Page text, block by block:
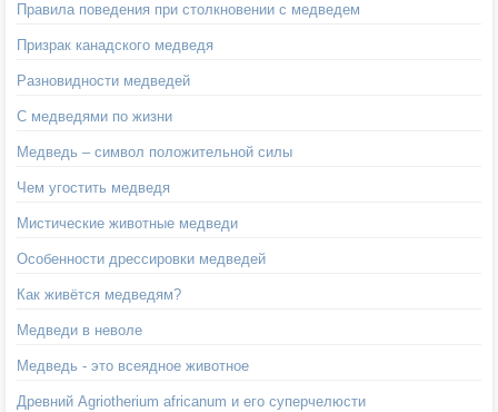
Правила поведения при столкновении с медведем
Призрак канадского медведя
Разновидности медведей
С медведями по жизни
Медведь – символ положительной силы
Чем угостить медведя
Мистические животные медведи
Особенности дрессировки медведей
Как живётся медведям?
Медведи в неволе
Медведь - это всеядное животное
Древний Agriotherium africanum и его суперчелюсти